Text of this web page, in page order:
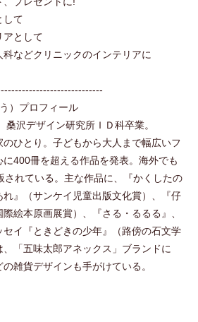
して
アとして
科などクリニックのインテリアに
）プロフィール
沢デザイン研究所ＩＤ科卒業。
ひとり。子どもから大人まで幅広いフ
に400冊を超える作品を発表。海外でも
されている。主な作品に、『かくしたの
』（サンケイ児童出版文化賞）、『仔
絵本原画展賞）、『さる・るるる』、
セイ『ときどきの少年』（路傍の石文学
「五味太郎アネックス」ブランドに
雑貨デザインも手がけている。